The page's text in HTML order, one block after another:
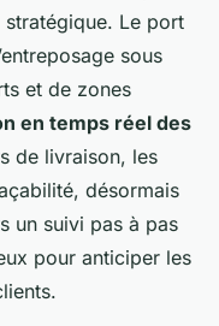
Le port
sous
et de zones
en temps réel des
de livraison, les
désormais
un suivi pas à pas
pour anticiper les